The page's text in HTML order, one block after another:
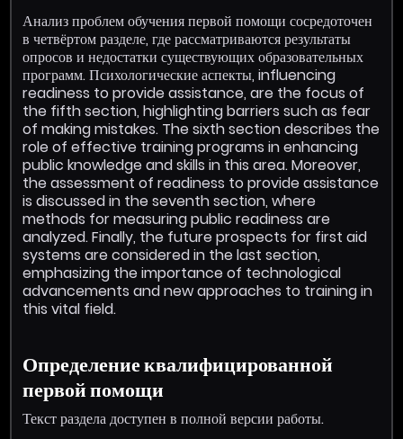
Анализ проблем обучения первой помощи сосредоточен
в четвёртом разделе, где рассматриваются результаты
опросов и недостатки существующих образовательных
программ. Психологические аспекты, influencing
readiness to provide assistance, are the focus of
the fifth section, highlighting barriers such as fear
of making mistakes. The sixth section describes the
role of effective training programs in enhancing
public knowledge and skills in this area. Moreover,
the assessment of readiness to provide assistance
is discussed in the seventh section, where
methods for measuring public readiness are
analyzed. Finally, the future prospects for first aid
systems are considered in the last section,
emphasizing the importance of technological
advancements and new approaches to training in
this vital field.
Определение квалифицированной
первой помощи
Текст раздела доступен в полной версии работы.